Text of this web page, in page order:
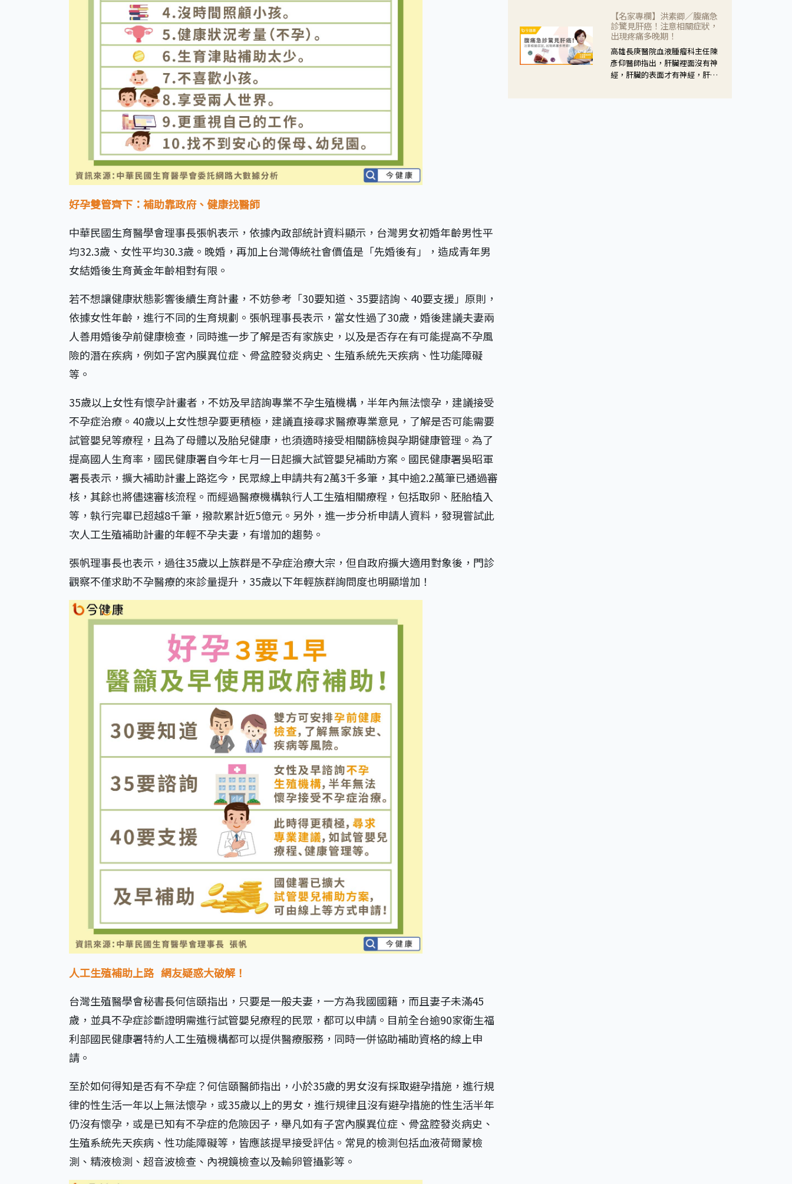
好孕雙管齊下：補助靠政府、健康找醫師
中華民國生育醫學會理事長張帆表示，依據內政部統計資料顯示，台灣男女初婚年齡男性平
均32.3歲、女性平均30.3歲。晚婚，再加上台灣傳統社會價值是「先婚後有」，造成青年男
女結婚後生育黃金年齡相對有限。
若不想讓健康狀態影響後續生育計畫，不妨參考「30要知道、35要諮詢、40要支援」原則，
依據女性年齡，進行不同的生育規劃。張帆理事長表示，當女性過了30歲，婚後建議夫妻兩
人善用婚後孕前健康檢查，同時進一步了解是否有家族史，以及是否存在有可能提高不孕風
險的潛在疾病，例如子宮內膜異位症、骨盆腔發炎病史、生殖系統先天疾病、性功能障礙
等。
35歲以上女性有懷孕計畫者，不妨及早諮詢專業不孕生殖機構，半年內無法懷孕，建議接受
不孕症治療。40歲以上女性想孕要更積極，建議直接尋求醫療專業意見，了解是否可能需要
試管嬰兒等療程，且為了母體以及胎兒健康，也須適時接受相關篩檢與孕期健康管理。為了
提高國人生育率，國民健康署自今年七月一日起擴大試管嬰兒補助方案。國民健康署吳昭軍
署長表示，擴大補助計畫上路迄今，民眾線上申請共有2萬3千多筆，其中逾2.2萬筆已通過審
核，其餘也將儘速審核流程。而經過醫療機構執行人工生殖相關療程，包括取卵、胚胎植入
等，執行完畢已超越8千筆，撥款累計近5億元。另外，進一步分析申請人資料，發現嘗試此
次人工生殖補助計畫的年輕不孕夫妻，有增加的趨勢。
張帆理事長也表示，過往35歲以上族群是不孕症治療大宗，但自政府擴大適用對象後，門診
觀察不僅求助不孕醫療的來診量提升，35歲以下年輕族群詢問度也明顯增加！
人工生殖補助上路 網友疑惑大破解！
台灣生殖醫學會秘書長何信頤指出，只要是一般夫妻，一方為我國國籍，而且妻子未滿45
歲，並具不孕症診斷證明需進行試管嬰兒療程的民眾，都可以申請。目前全台逾90家衛生福
利部國民健康署特約人工生殖機構都可以提供醫療服務，同時一併協助補助資格的線上申
請。
至於如何得知是否有不孕症？何信頤醫師指出，小於35歲的男女沒有採取避孕措施，進行規
律的性生活一年以上無法懷孕，或35歲以上的男女，進行規律且沒有避孕措施的性生活半年
仍沒有懷孕，或是已知有不孕症的危險因子，舉凡如有子宮內膜異位症、骨盆腔發炎病史、
生殖系統先天疾病、性功能障礙等，皆應該提早接受評估。常見的檢測包括血液荷爾蒙檢
測、精液檢測、超音波檢查、內視鏡檢查以及輸卵管攝影等。
禁」的症狀，長期下來不敢與朋
友往來，低潮陰霾造成憂鬱症。
【名家專欄】洪素卿／腹痛急
診驚見肝癌！注意相關症狀，
出現疼痛多晚期！
高雄長庚醫院血液腫瘤科主任陳
彥仰醫師指出，肝臟裡面沒有神
經，肝臟的表面才有神經，肝臟